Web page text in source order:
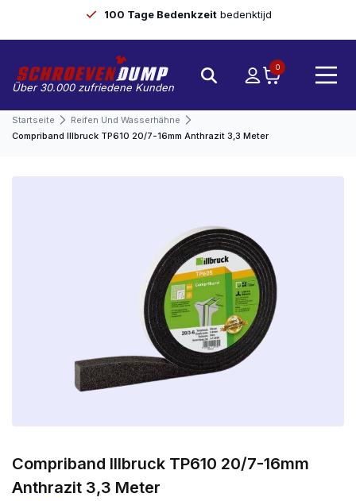
100 Tage Bedenkzeitbedenktijd
Über 30.000 zufriedene Kunden
0
Startseite
Reifen Und Wasserhähne
Compriband Illbruck TP610 20/7-16mm Anthrazit 3,3 Meter
Compriband Illbruck TP610 20/7-16mm
Anthrazit 3,3 Meter